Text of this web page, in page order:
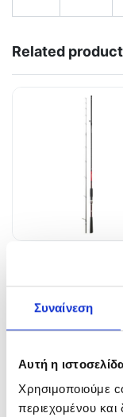
Συναίνεση
Αυτή η
Χρησιμοποιούμε
περιεχομένου
Related
226,00€
In Stock